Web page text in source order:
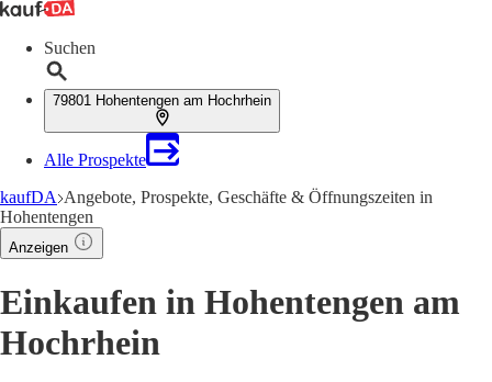
Suchen
79801 Hohentengen am Hochrhein
Alle Prospekte
kaufDA Angebote, Prospekte, Geschäfte & Öffnungszeiten in
Hohentengen
Anzeigen
Einkaufen in Hohentengen am
Hochrhein